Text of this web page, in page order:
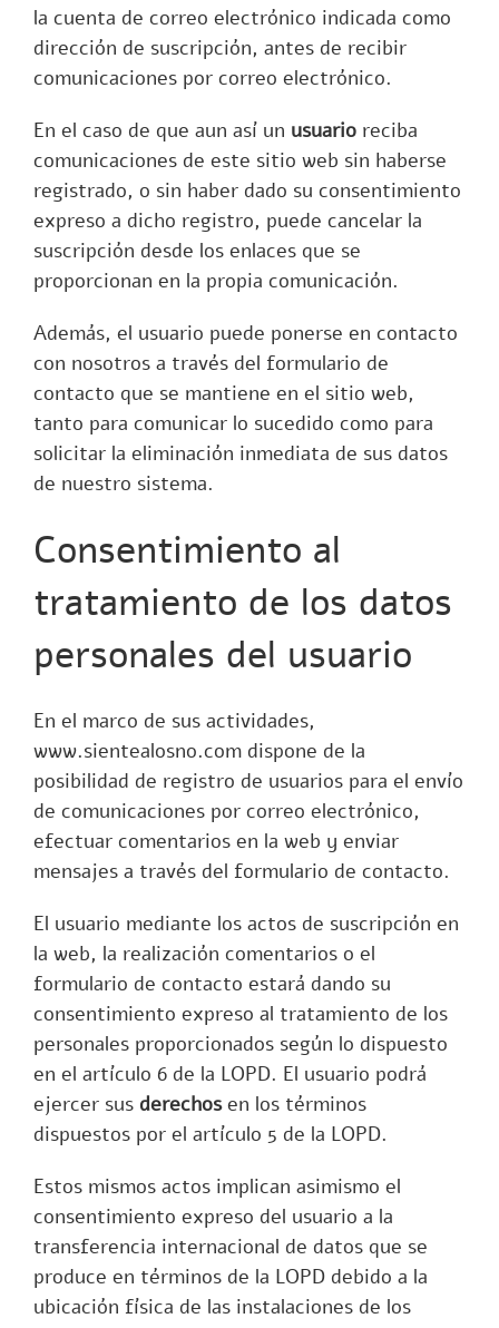
la cuenta de correo electrónico indicada como
dirección de suscripción, antes de recibir
comunicaciones por correo electrónico.
En el caso de que aun así un usuario reciba
comunicaciones de este sitio web sin haberse
registrado, o sin haber dado su consentimiento
expreso a dicho registro, puede cancelar la
suscripción desde los enlaces que se
proporcionan en la propia comunicación.
Además, el usuario puede ponerse en contacto
con nosotros a través del formulario de
contacto que se mantiene en el sitio web,
tanto para comunicar lo sucedido como para
solicitar la eliminación inmediata de sus datos
de nuestro sistema.
Consentimiento al
tratamiento de los datos
personales del usuario
En el marco de sus actividades,
www.sientealosno.com dispone de la
posibilidad de registro de usuarios para el envío
de comunicaciones por correo electrónico,
efectuar comentarios en la web y enviar
mensajes a través del formulario de contacto.
El usuario mediante los actos de suscripción en
la web, la realización comentarios o el
formulario de contacto estará dando su
consentimiento expreso al tratamiento de los
personales proporcionados según lo dispuesto
en el artículo 6 de la LOPD. El usuario podrá
ejercer sus derechosen los términos
dispuestos por el artículo 5 de la LOPD.
Estos mismos actos implican asimismo el
consentimiento expreso del usuario a la
transferencia internacional de datos que se
produce en términos de la LOPD debido a la
ubicación física de las instalaciones de los